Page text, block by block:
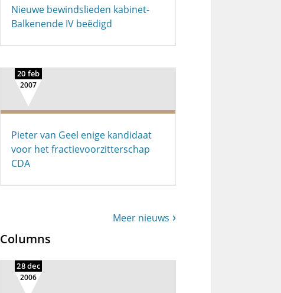
Nieuwe bewindslieden kabinet-
Balkenende IV beëdigd
20 feb
2007
Pieter van Geel enige kandidaat
voor het fractievoorzitterschap
CDA
Meer nieuws
Columns
28 dec
2006